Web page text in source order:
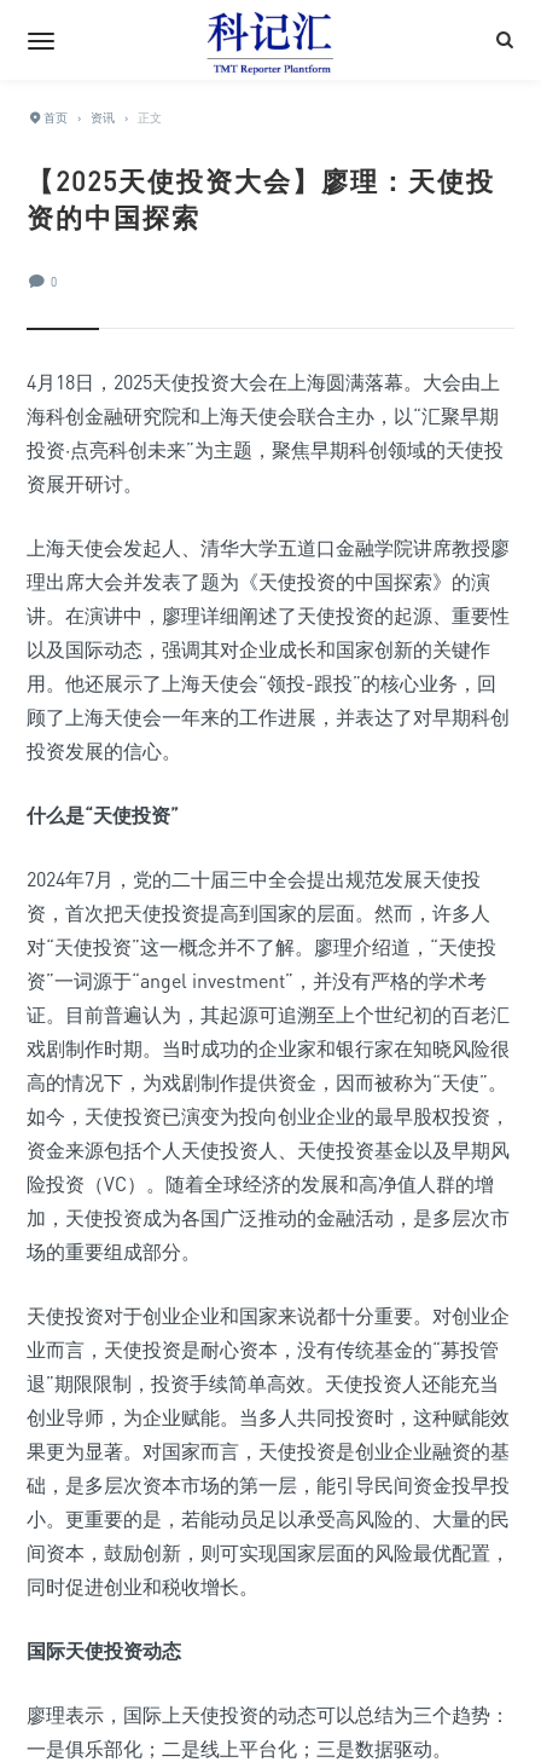
首页 › 资讯 › 正文
【2025天使投资大会】廖理：天使投
资的中国探索
0
4月18日，2025天使投资大会在上海圆满落幕。大会由上
海科创金融研究院和上海天使会联合主办，以“汇聚早期
投资·点亮科创未来”为主题，聚焦早期科创领域的天使投
资展开研讨。
上海天使会发起人、清华大学五道口金融学院讲席教授廖
理出席大会并发表了题为《天使投资的中国探索》的演
讲。在演讲中，廖理详细阐述了天使投资的起源、重要性
以及国际动态，强调其对企业成长和国家创新的关键作
用。他还展示了上海天使会“领投-跟投”的核心业务，回
顾了上海天使会一年来的工作进展，并表达了对早期科创
投资发展的信心。
什么是“天使投资”
2024年7月，党的二十届三中全会提出规范发展天使投
资，首次把天使投资提高到国家的层面。然而，许多人
对“天使投资”这一概念并不了解。廖理介绍道，“天使投
资”一词源于“angel investment”，并没有严格的学术考
证。目前普遍认为，其起源可追溯至上个世纪初的百老汇
戏剧制作时期。当时成功的企业家和银行家在知晓风险很
高的情况下，为戏剧制作提供资金，因而被称为“天使”。
如今，天使投资已演变为投向创业企业的最早股权投资，
资金来源包括个人天使投资人、天使投资基金以及早期风
险投资（VC）。随着全球经济的发展和高净值人群的增
加，天使投资成为各国广泛推动的金融活动，是多层次市
场的重要组成部分。
天使投资对于创业企业和国家来说都十分重要。对创业企
业而言，天使投资是耐心资本，没有传统基金的“募投管
退”期限限制，投资手续简单高效。天使投资人还能充当
创业导师，为企业赋能。当多人共同投资时，这种赋能效
果更为显著。对国家而言，天使投资是创业企业融资的基
础，是多层次资本市场的第一层，能引导民间资金投早投
小。更重要的是，若能动员足以承受高风险的、大量的民
间资本，鼓励创新，则可实现国家层面的风险最优配置，
同时促进创业和税收增长。
国际天使投资动态
廖理表示，国际上天使投资的动态可以总结为三个趋势：
一是俱乐部化；二是线上平台化；三是数据驱动。